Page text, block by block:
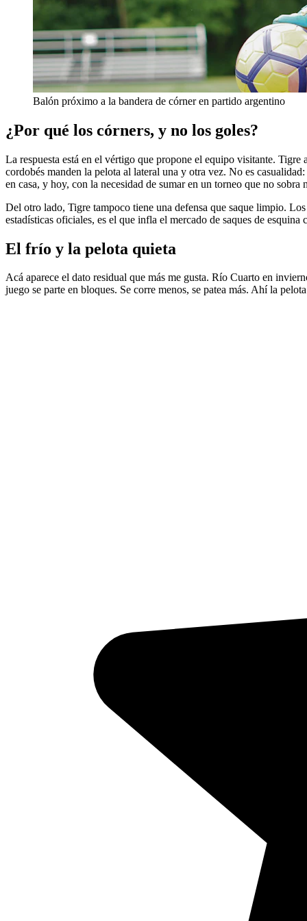
Balón próximo a la bandera de córner en partido argentino
¿Por qué los córners, y no los goles?
La respuesta está en el vértigo que propone el equipo visitante.
cordobés manden la pelota al lateral una y otra vez. No es
en casa, y hoy, con la necesidad de sumar en un torneo que no
Del otro lado, Tigre tampoco tiene una defensa que saque limpio.
estadísticas oficiales, es el que infla el mercado de saques de
El frío y la pelota quieta
Acá aparece el dato residual que más me gusta. Río Cuarto en
juego se parte en bloques. Se corre menos, se patea más. Ahí la